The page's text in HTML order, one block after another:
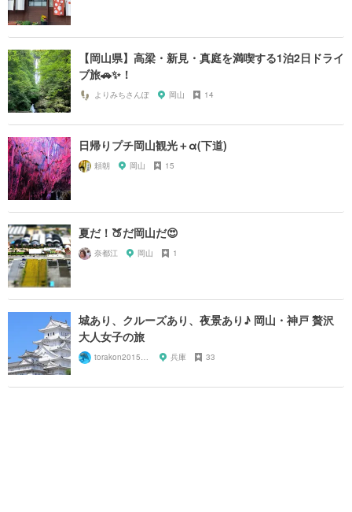
【岡山県】高梁・新見・真庭を満喫する1泊2日ドライ
ブ旅🚗✨！
よりみちさんぽ 岡山 14
日帰りプチ岡山観光＋α(下道)
頼朝 岡山 15
夏だ！🍑だ岡山だ😍
奈都江 岡山 1
城あり、クルーズあり、夜景あり♪ 岡山・神戸 贅沢
大人女子の旅
torakon20150801 兵庫 33